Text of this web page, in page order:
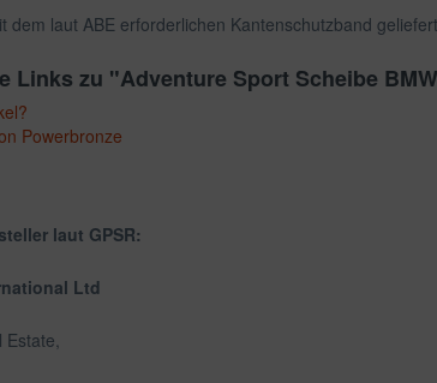
dem laut ABE erforderlichen Kantenschutzband
Links zu "Adventure Sport Scheibe
Powerbronze
laut GPSR:
Ltd
Estate,